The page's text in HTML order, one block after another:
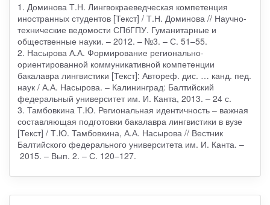
1. Доминова Т.Н. Лингвокраеведческая компетенция
иностранных студентов [Текст] / Т.Н. Доминова // Научно-
технические ведомости СПбГПУ. Гуманитарные и
общественные науки. – 2012. – №3. – С. 51–55.
2. Насырова А.А. Формирование регионально-
ориентированной коммуникативной компетенции
бакалавра лингвистики [Текст]: Автореф. дис. … канд. пед.
наук / А.А. Насырова. – Калининград: Балтийский
федеральный университет им. И. Канта, 2013. – 24 с.
3. Тамбовкина Т.Ю. Региональная идентичность – важная
составляющая подготовки бакалавра лингвистики в вузе
[Текст] / Т.Ю. Тамбовкина, А.А. Насырова // Вестник
Балтийского федерального университета им. И. Канта. –
2015. – Вып. 2. – С. 120–127.